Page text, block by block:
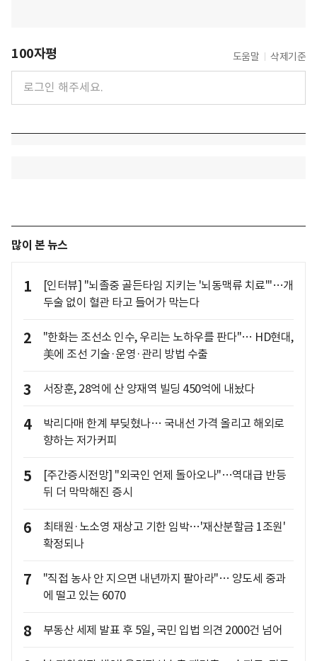
100자평 도움말 삭제기준
많이 본 뉴스
1
[인터뷰] "뇌졸중 골든타임 지키는 '뇌동맥류 치료'"…개
두술 없이 혈관 타고 들어가 막는다
2
"한화는 조선소 인수, 우리는 노하우를 판다"… HD현대,
美에 조선 기술·운영·관리 방법 수출
3 서장훈, 28억에 산 양재역 빌딩 450억에 내놨다
4
박리다매 한계 부딪혔나… 국내선 가격 올리고 해외로
향하는 저가커피
5
[주간증시전망] "외국인 언제 돌아오나"…역대급 반등
뒤 더 막막해진 증시
6
최태원·노소영 재상고 기한 임박…'재산분할금 1조원'
확정되나
7
"직접 농사 안 지으면 내년까지 팔아라"… 양도세 중과
에 떨고 있는 6070
8 부동산 세제 발표 후 5일, 국민 입법 의견 2000건 넘어